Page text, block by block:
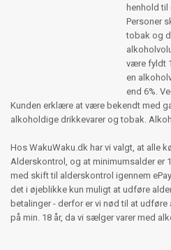
henhold
Personer
tobak og
være fyldt
en
end 6%.
Kunden erklære at være bekendt med
alkoholdige drikkevarer og tobak.
Hos WakuWaku.dk har vi valgt, at alle
Alderskontrol, og at minimumsalder er
med skift til alderskontrol igennem
det i øjeblikke kun muligt at udføre
betalinger - derfor er vi nød til at
på min. 18 år, da vi sælger varer med